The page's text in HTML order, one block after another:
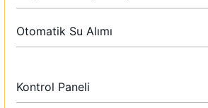
Otomatik Su Alımı
Kontrol Paneli